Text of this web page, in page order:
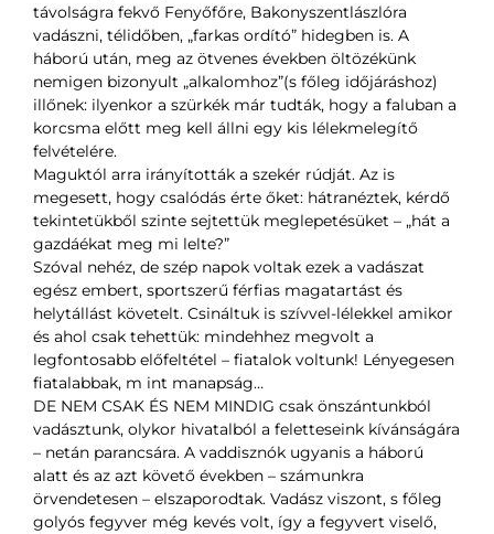
távolságra fekvő Fenyőfőre, Bakonyszentlászlóra
vadászni, télidőben, „farkas ordító” hidegben is. A
háború után, meg az ötvenes években öltözékünk
nemigen bizonyult „alkalomhoz”(s főleg időjáráshoz)
illőnek: ilyenkor a szürkék már tudták, hogy a faluban a
korcsma előtt meg kell állni egy kis lélekmelegítő
felvételére.
Maguktól arra irányították a szekér rúdját. Az is
megesett, hogy csalódás érte őket: hátranéztek, kérdő
tekintetükből szinte sejtettük meglepetésüket – „hát a
gazdáékat meg mi lelte?”
Szóval nehéz, de szép napok voltak ezek a vadászat
egész embert, sportszerű férfias magatartást és
helytállást követelt. Csináltuk is szívvel-lélekkel amikor
és ahol csak tehettük: mindehhez megvolt a
legfontosabb előfeltétel – fiatalok voltunk! Lényegesen
fiatalabbak, m int manapság…
DE NEM CSAK ÉS NEM MINDIG csak önszántunkból
vadásztunk, olykor hivatalból a feletteseink kívánságára
– netán parancsára. A vaddisznók ugyanis a háború
alatt és az azt követő években – számunkra
örvendetesen – elszaporodtak. Vadász viszont, s főleg
golyós fegyver még kevés volt, így a fegyvert viselő,